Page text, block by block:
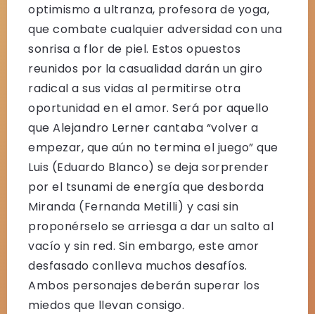
optimismo a ultranza, profesora de yoga,
que combate cualquier adversidad con una
sonrisa a flor de piel. Estos opuestos
reunidos por la casualidad darán un giro
radical a sus vidas al permitirse otra
oportunidad en el amor. Será por aquello
que Alejandro Lerner cantaba “volver a
empezar, que aún no termina el juego” que
Luis (Eduardo Blanco) se deja sorprender
por el tsunami de energía que desborda
Miranda (Fernanda Metilli) y casi sin
proponérselo se arriesga a dar un salto al
vacío y sin red. Sin embargo, este amor
desfasado conlleva muchos desafíos.
Ambos personajes deberán superar los
miedos que llevan consigo.